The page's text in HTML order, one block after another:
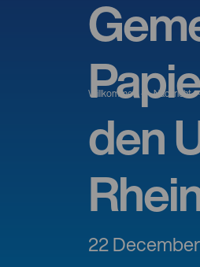
Willkommen Nachricht
den
22